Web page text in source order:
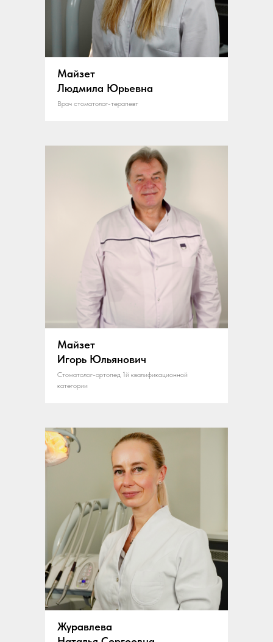
Майзет
Людмила Юрьевна
Врач стоматолог-терапевт
Майзет
Игорь Юльянович
Стоматолог-ортопед 1й квалификационной
категории
Журавлева